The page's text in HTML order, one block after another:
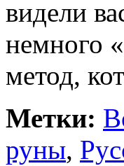
видели
немного
метод,
Метки:
руны,